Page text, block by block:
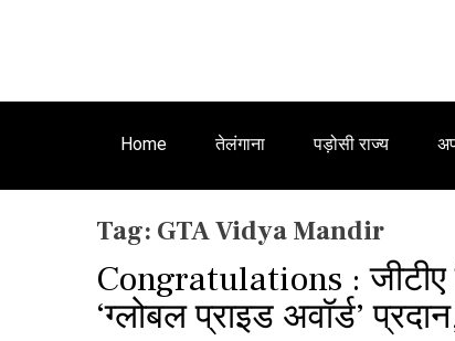
Home तेलंगाना पड़ोसी राज्य
Tag: GTA Vidya Mandir
Congratulations : जीटीए
‘ग्लोबल प्राइड अवॉर्ड’